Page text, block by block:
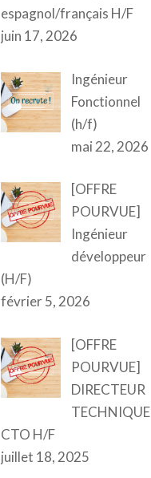
espagnol/français H/F
juin 17, 2026
Ingénieur
Fonctionnel
(h/f)
mai 22, 2026
[OFFRE
POURVUE]
Ingénieur
développeur
(H/F)
février 5, 2026
[OFFRE
POURVUE]
DIRECTEUR
TECHNIQUE
CTO H/F
juillet 18, 2025